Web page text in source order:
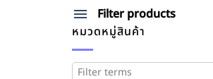
Filter products
หมวดหมู่สินค้า